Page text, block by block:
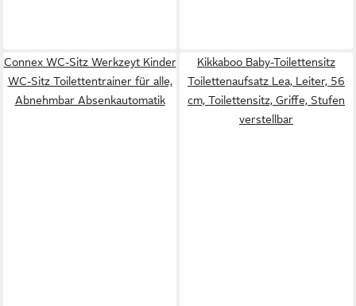
Connex WC-Sitz Werkzeyt Kinder
WC-Sitz Toilettentrainer für alle,
Abnehmbar Absenkautomatik
Kikkaboo Baby-Toilettensitz
Toilettenaufsatz Lea, Leiter, 56
cm, Toilettensitz, Griffe, Stufen
verstellbar